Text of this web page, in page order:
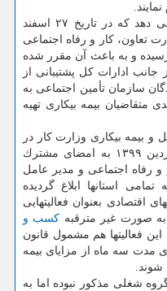
وی از دستور العمل مشتركی خبر می دهد كه در تاریخ ۲۷ اسفند
تعاون، كار و رفاه اجتماعی
و به باعث آن مقرر شده
جانب ادارات كل پشتیبانی از
سازمان تأمین اجتماعی به
متقاضیان بیمه بیكاری تهیه
و بیمه بیكاری وزارت كار در
این شیوه نامه كه در تاریخ ۱۱ فروردین ۱۳۹۹ به امضای مشترك
و رفاه اجتماعی و مدیر عامل
استانها ابلاغ گردیده
اقتصادی بعنوان فعالیتهایی
به صورت غیر مترقبه كسب و
فعالیتها هم مشمول قانون
مدت سه ماه از مزایای بیمه
سایر بنگاههایی كه جزو ۱۰ گروه شغلی مذكور نبوده اما به